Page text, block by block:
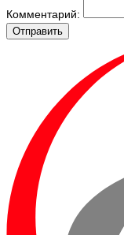
Комментарий:
Отправить